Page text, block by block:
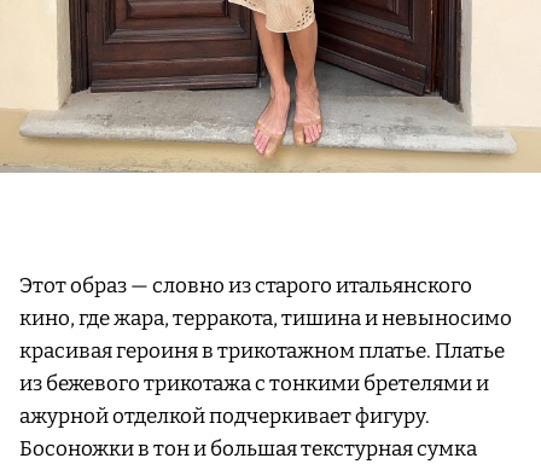
Этот образ — словно из старого итальянского
кино, где жара, терракота, тишина и невыносимо
красивая героиня в трикотажном платье. Платье
из бежевого трикотажа с тонкими бретелями и
ажурной отделкой подчеркивает фигуру.
Босоножки в тон и большая текстурная сумка